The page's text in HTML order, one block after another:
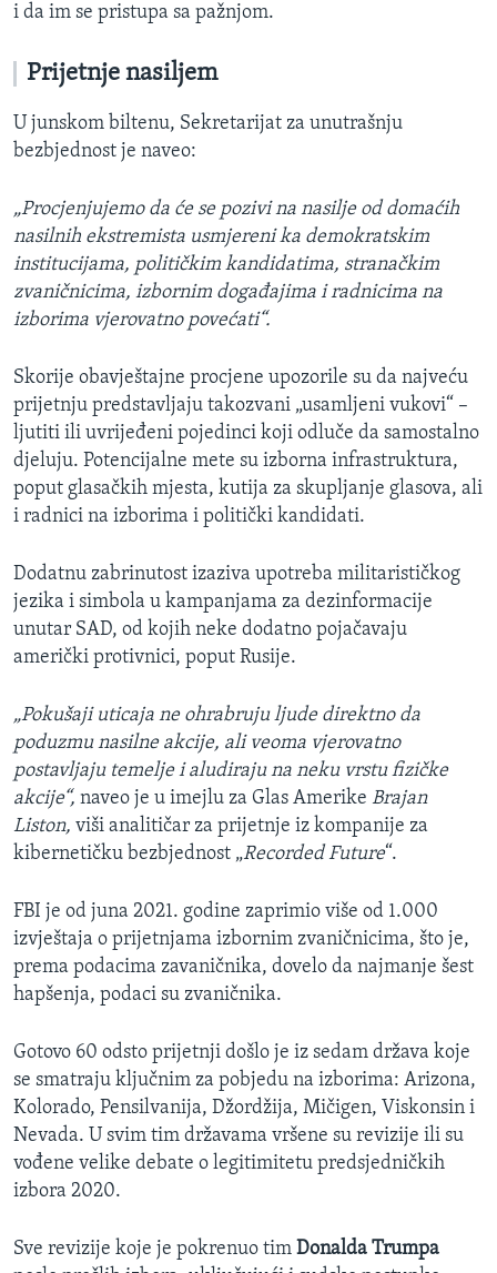
i da im se pristupa sa pažnjom.
Prijetnje nasiljem
U junskom biltenu, Sekretarijat za unutrašnju
bezbjednost je naveo:
„Procjenjujemo da će se pozivi na nasilje od domaćih
nasilnih ekstremista usmjereni ka demokratskim
institucijama, političkim kandidatima, stranačkim
zvaničnicima, izbornim događajima i radnicima na
izborima vjerovatno povećati“.
Skorije obavještajne procjene upozorile su da najveću
prijetnju predstavljaju takozvani „usamljeni vukovi“ –
ljutiti ili uvrijeđeni pojedinci koji odluče da samostalno
djeluju. Potencijalne mete su izborna infrastruktura,
poput glasačkih mjesta, kutija za skupljanje glasova, ali
i radnici na izborima i politički kandidati.
Dodatnu zabrinutost izaziva upotreba militarističkog
jezika i simbola u kampanjama za dezinformacije
unutar SAD, od kojih neke dodatno pojačavaju
američki protivnici, poput Rusije.
„Pokušaji uticaja ne ohrabruju ljude direktno da
poduzmu nasilne akcije, ali veoma vjerovatno
postavljaju temelje i aludiraju na neku vrstu fizičke
akcije“, naveo je u imejlu za Glas Amerike Brajan
Liston, viši analitičar za prijetnje iz kompanije za
kibernetičku bezbjednost „Recorded Future“.
FBI je od juna 2021. godine zaprimio više od 1.000
izvještaja o prijetnjama izbornim zvaničnicima, što je,
prema podacima zavaničnika, dovelo da najmanje šest
hapšenja, podaci su zvaničnika.
Gotovo 60 odsto prijetnji došlo je iz sedam država koje
se smatraju ključnim za pobjedu na izborima: Arizona,
Kolorado, Pensilvanija, Džordžija, Mičigen, Viskonsin i
Nevada. U svim tim državama vršene su revizije ili su
vođene velike debate o legitimitetu predsjedničkih
izbora 2020.
Sve revizije koje je pokrenuo tim Donalda Trumpa